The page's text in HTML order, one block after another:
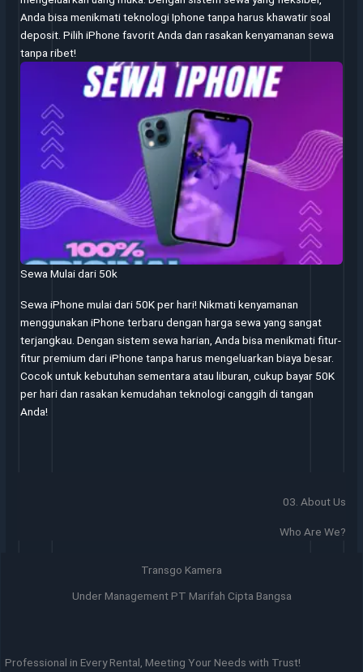
Anda bisa menikmati teknologi Iphone tanpa harus khawatir soal
deposit. Pilih iPhone favorit Anda dan rasakan kenyamanan sewa
tanpa ribet!
Sewa Mulai dari 50k
Sewa iPhone mulai dari 50K per hari! Nikmati kenyamanan
menggunakan iPhone terbaru dengan harga sewa yang sangat
terjangkau. Dengan sistem sewa harian, Anda bisa menikmati fitur-
fitur premium dari iPhone tanpa harus mengeluarkan biaya besar.
Cocok untuk kebutuhan sementara atau liburan, cukup bayar 50K
per hari dan rasakan kemudahan teknologi canggih di tangan
Anda!
03. About Us
Who Are We?
Transgo Kamera
Under Management PT Marifah Cipta Bangsa
Professional in Every Rental, Meeting Your Needs with Trust!